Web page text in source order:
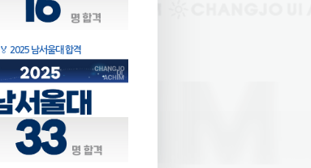
🏅 2025 남서울대 합격